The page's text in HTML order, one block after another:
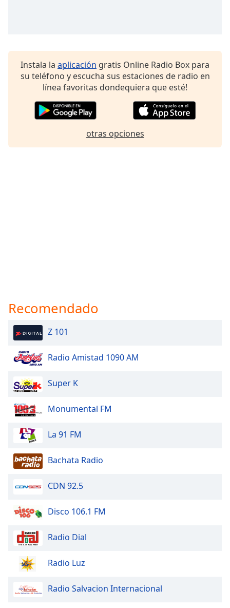
Instala la aplicación gratis Online Radio Box para
su teléfono y escucha sus estaciones de radio en
línea favoritas dondequiera que esté!
otras opciones
Recomendado
Z 101
Radio Amistad 1090 AM
Super K
Monumental FM
La 91 FM
Bachata Radio
CDN 92.5
Disco 106.1 FM
Radio Dial
Radio Luz
Radio Salvacion Internacional